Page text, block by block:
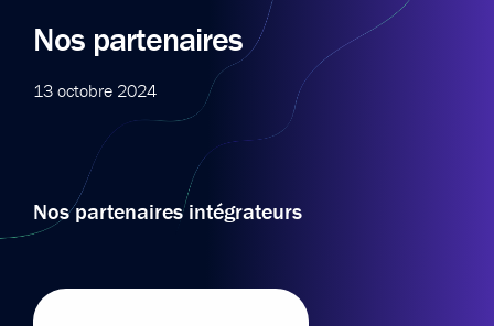
Nos partenaires
13 octobre 2024
Nos partenaires intégrateurs